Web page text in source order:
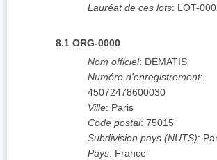
Lauréat de ces lots: LOT-
8.1 ORG-0000
Nom officiel: DEMATIS
Numéro d'enregistrement:
45072478600030
Ville: Paris
Code postal: 75015
Subdivision pays (NUTS):
Pays: France